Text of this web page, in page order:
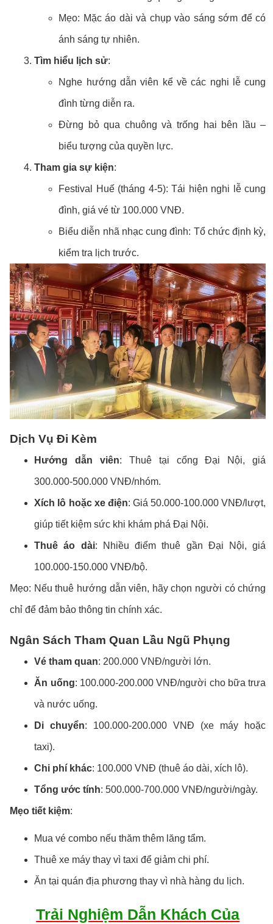
Mẹo: Mặc áo dài và chụp vào sáng sớm để có
ánh sáng tự nhiên.
Tìm hiểu lịch sử:
Nghe hướng dẫn viên kể về các nghi lễ cung
đình từng diễn ra.
Đừng bỏ qua chuông và trống hai bên lầu –
biểu tượng của quyền lực.
Tham gia sự kiện:
Festival Huế (tháng 4-5): Tái hiện nghi lễ cung
đình, giá vé từ 100.000 VNĐ.
Biểu diễn nhã nhạc cung đình: Tổ chức định kỳ,
kiểm tra lịch trước.
Dịch Vụ Đi Kèm
Hướng dẫn viên: Thuê tại cổng Đại Nội, giá
300.000-500.000 VNĐ/nhóm.
Xích lô hoặc xe điện: Giá 50.000-100.000 VNĐ/lượt,
giúp tiết kiệm sức khi khám phá Đại Nội.
Thuê áo dài: Nhiều điểm thuê gần Đại Nội, giá
100.000-150.000 VNĐ/bộ.
Mẹo: Nếu thuê hướng dẫn viên, hãy chọn người có chứng
chỉ để đảm bảo thông tin chính xác.
Ngân Sách Tham Quan Lầu Ngũ Phụng
Vé tham quan: 200.000 VNĐ/người lớn.
Ăn uống: 100.000-200.000 VNĐ/người cho bữa trưa
và nước uống.
Di chuyển: 100.000-200.000 VNĐ (xe máy hoặc
taxi).
Chi phí khác: 100.000 VNĐ (thuê áo dài, xích lô).
Tổng ước tính: 500.000-700.000 VNĐ/người/ngày.
Mẹo tiết kiệm:
Mua vé combo nếu thăm thêm lăng tẩm.
Thuê xe máy thay vì taxi để giảm chi phí.
Ăn tại quán địa phương thay vì nhà hàng du lịch.
Trải Nghiệm Dẫn Khách Của